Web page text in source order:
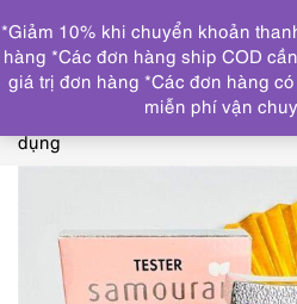
Trang chủ NƯỚC HOA
White Rose EDP spray 40ml
dụng
*Giảm 10% khi chuyển khoản
hàng *Các đơn hàng ship COD
giá trị đơn hàng *Các đơn hàng
miễn phí vận